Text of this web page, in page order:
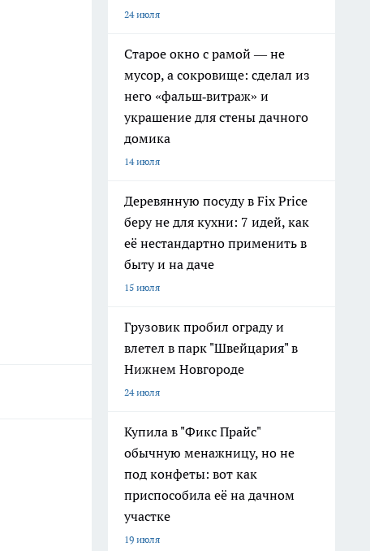
24 июля
Старое окно с рамой — не
мусор, а сокровище: сделал из
него «фальш‑витраж» и
украшение для стены дачного
домика
14 июля
Деревянную посуду в Fix Price
беру не для кухни: 7 идей, как
её нестандартно применить в
быту и на даче
15 июля
Грузовик пробил ограду и
влетел в парк "Швейцария" в
Нижнем Новгороде
24 июля
Купила в "Фикс Прайс"
обычную менажницу, но не
под конфеты: вот как
приспособила её на дачном
участке
19 июля